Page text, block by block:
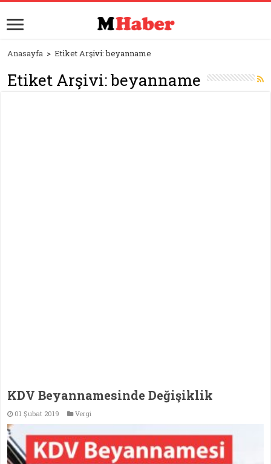
Anasayfa > Etiket Arşivi: beyanname
Etiket Arşivi:beyanname
KDV Beyannamesinde Değişiklik
01 Şubat 2019 Vergi